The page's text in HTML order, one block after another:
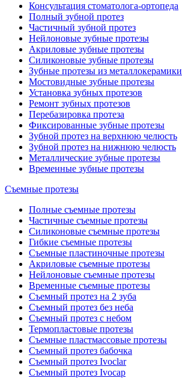
Консультация стоматолога-ортопеда
Полный зубной протез
Частичный зубной протез
Нейлоновые зубные протезы
Акриловые зубные протезы
Силиконовые зубные протезы
Зубные протезы из металлокерамики
Мостовидные зубные протезы
Установка зубных протезов
Ремонт зубных протезов
Перебазировка протеза
Фиксированные зубные протезы
Зубной протез на верхнюю челюсть
Зубной протез на нижнюю челюсть
Металлические зубные протезы
Временные зубные протезы
Съемные протезы
Полные съемные протезы
Частичные съемные протезы
Силиконовые съемные протезы
Гибкие съемные протезы
Съемные пластиночные протезы
Акриловые съемные протезы
Нейлоновые съемные протезы
Временные съемные протезы
Съемный протез на 2 зуба
Съемный протез без неба
Съемный протез с небом
Термопластовые протезы
Съемные пластмассовые протезы
Съемный протез бабочка
Съемный протез Ivoclar
Съемный протез Ivocap